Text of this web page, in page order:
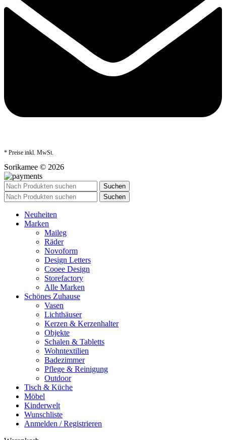
* Preise inkl. MwSt.
Sorikamee © 2026
Suchen
Suchen
Neuheiten
Marken
Maileg
Räder
Novoform
Design Letters
Cooee Design
Storefactory
Alle Marken
Schönes Zuhause
Vasen
Lichthäuser
Kerzen & Kerzenhalter
Objekte
Schalen & Tabletts
Wohntextilien
Badezimmer
Pflege & Reinigung
Outdoor
Tisch & Küche
Möbel
Kinderwelt
Wunschliste
Anmelden / Registrieren